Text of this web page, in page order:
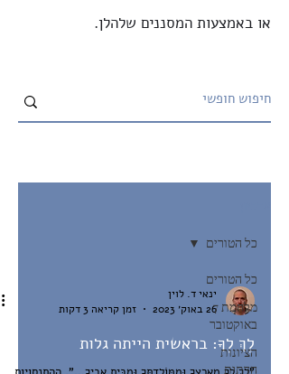
או באמצעות המסננים שלהלן.
כל הטורים
מלחמת 7
באוקטובר
הציונות
הדתית
כל הטורים
ינאי ד. לוין
26 באוק׳ 2023
זמן קריאה 3 דקות
לֶךְ לְךָ: בראשית הייתה גלות